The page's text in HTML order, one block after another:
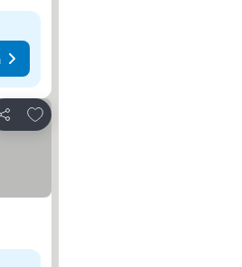
Bagikan
Tambahkan ke favorit